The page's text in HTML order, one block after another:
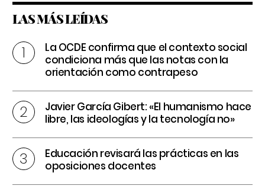
LAS MÁS LEÍDAS
La OCDE confirma que el contexto social
condiciona más que las notas con la
orientación como contrapeso
Javier García Gibert: «El humanismo hace
libre, las ideologías y la tecnología no»
Educación revisará las prácticas en las
oposiciones docentes